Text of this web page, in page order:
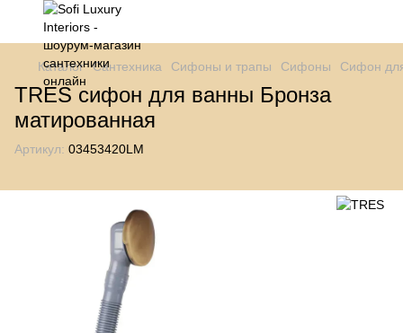
Каталог Сантехника Сифоны и трапы Сифоны Сифон
TRES сифон для ванны Бронза
матированная
Артикул: 03453420LM